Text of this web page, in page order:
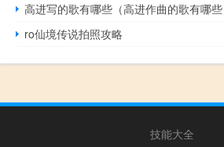
高进写的歌有哪些（高进作曲的歌有哪些
ro仙境传说拍照攻略
技能大全